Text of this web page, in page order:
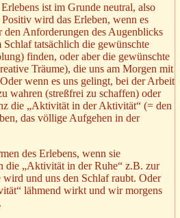
ist im Grunde neutral, also
wird das Erleben, wenn es
den Anforderungen des Augenblicks
tatsächlich die gewünschte
finden, oder aber die gewünschte
Träume), die uns am Morgen mit
wenn es uns gelingt, bei der Arbeit
wahren (streßfrei zu schaffen) oder
die „Aktivität in der Aktivität“ (= den
das völlige Aufgehen in der
des Erlebens, wenn sie
die „Aktivität in der Ruhe“ z.B. zur
und uns den Schlaf raubt. Oder
lähmend wirkt und wir morgens